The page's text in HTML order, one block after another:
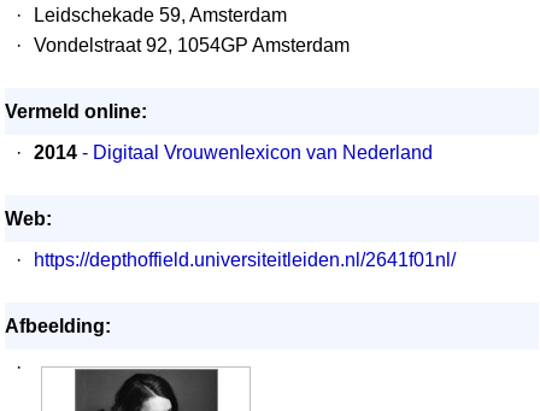
·
Leidschekade 59, Amsterdam
·
Vondelstraat 92, 1054GP Amsterdam
Vermeld online:
·
2014 - Digitaal Vrouwenlexicon van Nederland
Web:
·
https://depthoffield.universiteitleiden.nl/2641f01nl/
Afbeelding:
·